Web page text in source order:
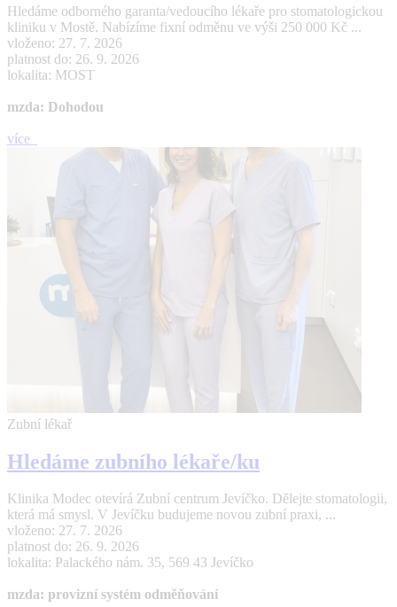
Hledáme odborného garanta/vedoucího lékaře pro stomatologickou
kliniku v Mostě. Nabízíme fixní odměnu ve výši 250 000 Kč ...
vloženo: 27. 7. 2026
platnost do: 26. 9. 2026
lokalita: MOST
mzda: Dohodou
více
Zubní lékař
Hledáme zubního lékaře/ku
Klinika Modec otevírá Zubní centrum Jevíčko. Dělejte stomatologii,
která má smysl. V Jevíčku budujeme novou zubní praxi, ...
vloženo: 27. 7. 2026
platnost do: 26. 9. 2026
lokalita: Palackého nám. 35, 569 43 Jevíčko
mzda: provizní systém odměňování